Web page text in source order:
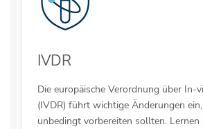
IVDR
Die europäische Verordnung über In-
(IVDR) führt wichtige Änderungen
unbedingt vorbereiten sollten. Lernen